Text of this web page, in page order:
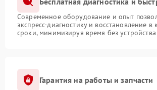
Современное оборудование и опыт
экспресс-диагностику и восстановление в
сроки, минимизируя время без устройства
Гарантия на работы и запчасти